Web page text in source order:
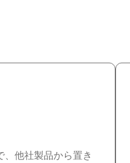
他社製品から置き